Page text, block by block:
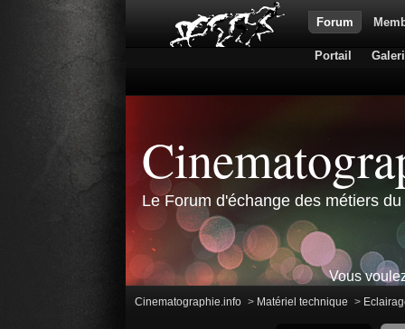
Forum
Portail
Le Forum d'échange des métiers
Vous
Cinematographie.info > Matériel technique >